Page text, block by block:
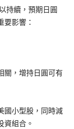
持續，預期日圓
影響：
關，增持日圓可有
國小型股，同時減
資組合。